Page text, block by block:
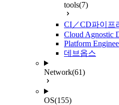
tools(7)
CI／CD파이프
Cloud Agnostic
Platform
데브옵스
Network(61)
OS(155)